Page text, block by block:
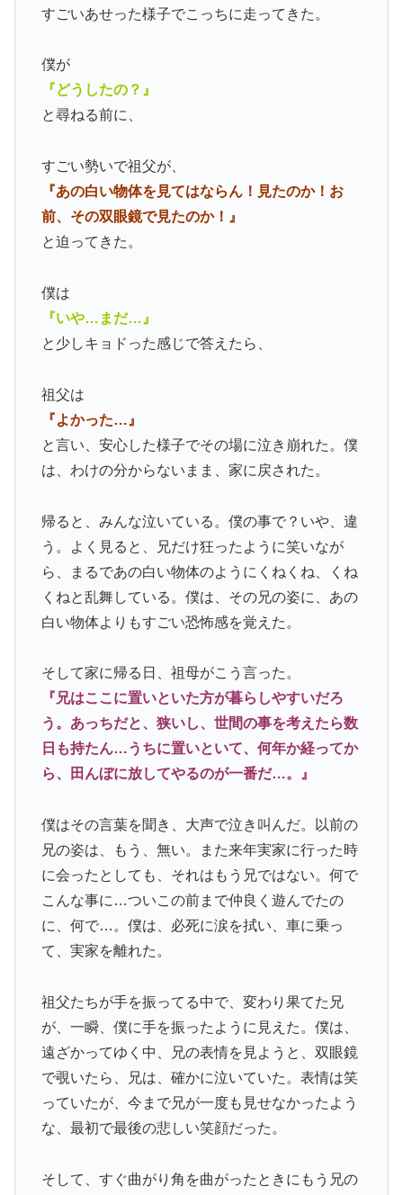
すごいあせった様子でこっちに走ってきた。
僕が
『どうしたの？』
と尋ねる前に、
すごい勢いで祖父が、
『あの白い物体を見てはならん！見たのか！お
前、その双眼鏡で見たのか！』
と迫ってきた。
僕は
『いや…まだ…』
と少しキョドった感じで答えたら、
祖父は
『よかった…』
と言い、安心した様子でその場に泣き崩れた。僕
は、わけの分からないまま、家に戻された。
帰ると、みんな泣いている。僕の事で？いや、違
う。よく見ると、兄だけ狂ったように笑いなが
ら、まるであの白い物体のようにくねくね、くね
くねと乱舞している。僕は、その兄の姿に、あの
白い物体よりもすごい恐怖感を覚えた。
そして家に帰る日、祖母がこう言った。
『兄はここに置いといた方が暮らしやすいだろ
う。あっちだと、狭いし、世間の事を考えたら数
日も持たん…うちに置いといて、何年か経ってか
ら、田んぼに放してやるのが一番だ…。』
僕はその言葉を聞き、大声で泣き叫んだ。以前の
兄の姿は、もう、無い。また来年実家に行った時
に会ったとしても、それはもう兄ではない。何で
こんな事に…ついこの前まで仲良く遊んでたの
に、何で…。僕は、必死に涙を拭い、車に乗っ
て、実家を離れた。
祖父たちが手を振ってる中で、変わり果てた兄
が、一瞬、僕に手を振ったように見えた。僕は、
遠ざかってゆく中、兄の表情を見ようと、双眼鏡
で覗いたら、兄は、確かに泣いていた。表情は笑
っていたが、今まで兄が一度も見せなかったよう
な、最初で最後の悲しい笑顔だった。
そして、すぐ曲がり角を曲がったときにもう兄の